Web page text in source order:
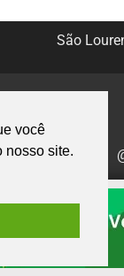
você
nosso site.
São